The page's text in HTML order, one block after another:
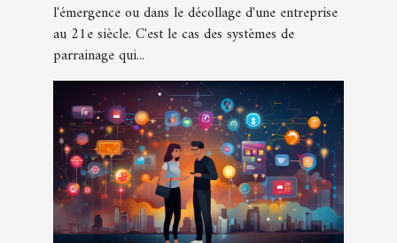
l'émergence ou dans le décollage d'une entreprise
au 21e siècle. C'est le cas des systèmes de
parrainage qui...